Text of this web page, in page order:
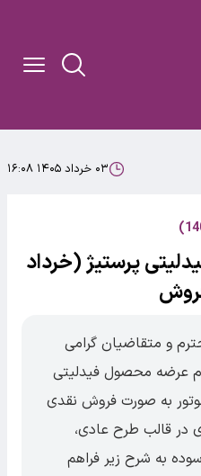
۰۳ خرداد ۱۴۰۵ ۱۶:۰۸
پرستیژ (خرداد
و متقاضیان گرامی
عرضه محصول فیدلیتی
بهمن موتور به صورت فروش نقدی
در قالب طرح عادی،
به شرح زیر فراهم